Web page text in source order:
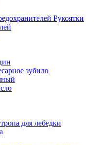
Рукоятки
зубило
для лебедки